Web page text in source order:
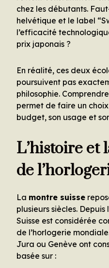
chez les débutants.
helvétique et le label
l’efficacité
prix japonais ?
En réalité, ces deux
poursuivent pas
philosophie.
permet de faire un
budget, son usage et
L’histoire et
de
La montre suisse
plusieurs siècles.
Suisse est considérée
de l’horlogerie
Jura ou Genève ont
basée sur :